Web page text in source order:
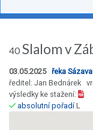
40 Slalom v
03.05.2025 řeka
ředitel: Jan Bednárek
výsledky ke stažení:
absolutní pořadíL